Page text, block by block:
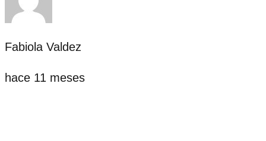
Fabiola Valdez
hace 11 meses